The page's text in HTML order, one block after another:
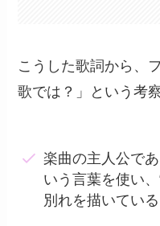
こうした歌詞から、
歌では？」という考
楽曲の主人公で
いう言葉を使い
別れを描いている